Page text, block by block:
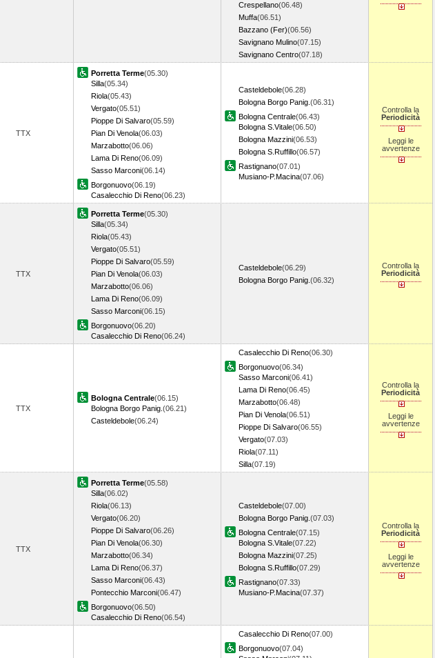
Crespellano(06.48)
Muffa(06.51)
Bazzano (Fer)(06.56)
Savignano Mulino(07.15)
Savignano Centro(07.18)
TTX
Porretta Terme(05.30)
Silla(05.34)
Riola(05.43)
Vergato(05.51)
Pioppe Di Salvaro(05.59)
Pian Di Venola(06.03)
Marzabotto(06.06)
Lama Di Reno(06.09)
Sasso Marconi(06.14)
Borgonuovo(06.19)
Casalecchio Di Reno(06.23)
Casteldebole(06.28)
Bologna Borgo Panig. (06.31)
Bologna Centrale(06.43)
Bologna S.Vitale(06.50)
Bologna Mazzini(06.53)
Bologna S.Ruffillo(06.57)
Rastignano(07.01)
Musiano-P.Macina(07.06)
Controlla la
Periodicità
Leggi le
avvertenze
TTX
Porretta Terme(05.30)
Silla(05.34)
Riola(05.43)
Vergato(05.51)
Pioppe Di Salvaro(05.59)
Pian Di Venola(06.03)
Marzabotto(06.06)
Lama Di Reno(06.09)
Sasso Marconi(06.15)
Borgonuovo(06.20)
Casalecchio Di Reno(06.24)
Casteldebole(06.29)
Bologna Borgo Panig. (06.32)
Controlla la
Periodicità
TTX
Bologna Centrale(06.15)
Bologna Borgo Panig. (06.21)
Casteldebole(06.24)
Casalecchio Di Reno(06.30)
Borgonuovo(06.34)
Sasso Marconi(06.41)
Lama Di Reno(06.45)
Marzabotto(06.48)
Pian Di Venola(06.51)
Pioppe Di Salvaro(06.55)
Vergato(07.03)
Riola(07.11)
Silla(07.19)
Controlla la
Periodicità
Leggi le
avvertenze
TTX
Porretta Terme(05.58)
Silla(06.02)
Riola(06.13)
Vergato(06.20)
Pioppe Di Salvaro(06.26)
Pian Di Venola(06.30)
Marzabotto(06.34)
Lama Di Reno(06.37)
Sasso Marconi(06.43)
Pontecchio Marconi(06.47)
Borgonuovo(06.50)
Casalecchio Di Reno(06.54)
Casteldebole(07.00)
Bologna Borgo Panig. (07.03)
Bologna Centrale(07.15)
Bologna S.Vitale(07.22)
Bologna Mazzini(07.25)
Bologna S.Ruffillo(07.29)
Rastignano(07.33)
Musiano-P.Macina(07.37)
Controlla la
Periodicità
Leggi le
avvertenze
Casalecchio Di Reno(07.00)
Borgonuovo(07.04)